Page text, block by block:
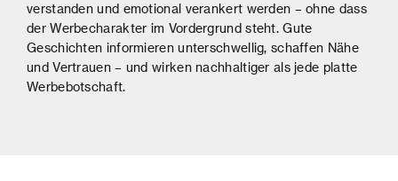
verstanden und emotional verankert werden – ohne dass
der Werbecharakter im Vordergrund steht. Gute
Geschichten informieren unterschwellig, schaffen Nähe
und Vertrauen – und wirken nachhaltiger als jede platte
Werbebotschaft.